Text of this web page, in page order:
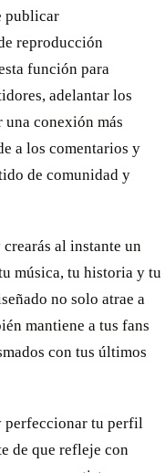
publicar
reproducción
función para
adelantar los
conexión más
a los comentarios y
de comunidad y
al instante un
música, tu historia y tu
no solo atrae a
mantiene a tus fans
con tus últimos
perfeccionar tu perfil
de que refleje con